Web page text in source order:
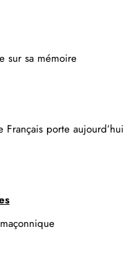
sur sa mémoire
porte